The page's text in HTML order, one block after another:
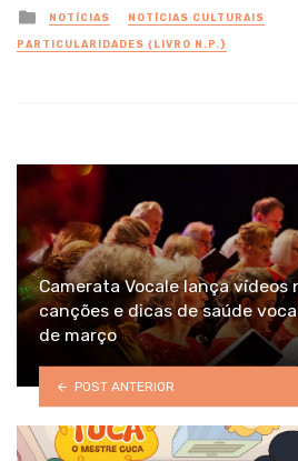
Posted
in
NOTÍCIAS NOTÍCIAS CULTURAIS
PARTICULARIDADES {LIVRO N.P.}
Camerata Vocale lança vídeos
canções e dicas de saúde
de março
POST ANTERIOR